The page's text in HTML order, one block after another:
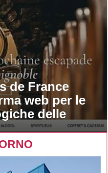
de France
web per le
delle